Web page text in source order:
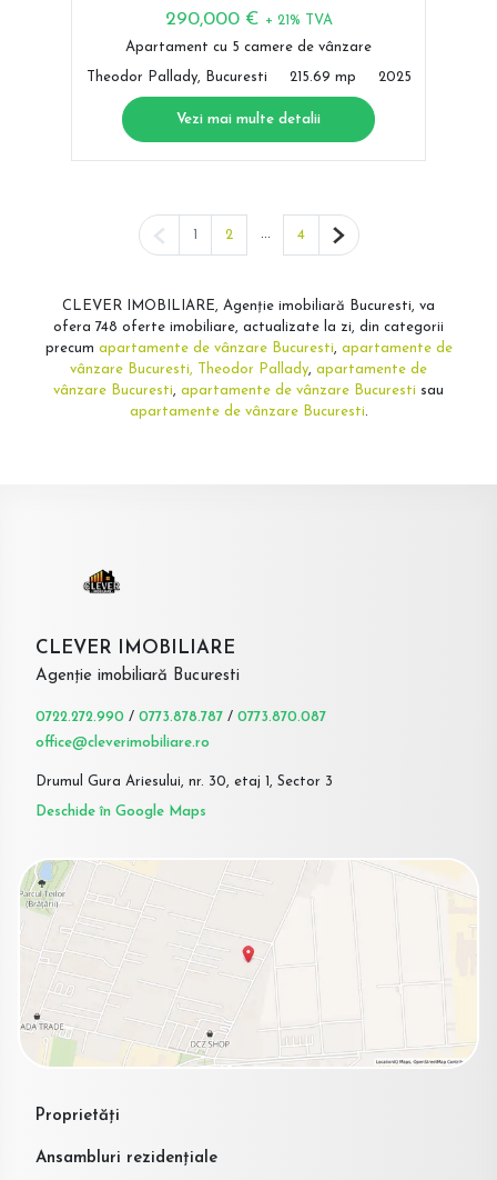
290,000 € + 21% TVA
Apartament cu 5 camere de vânzare
Theodor Pallady, Bucuresti 215.69 mp 2025
Vezi mai multe detalii
Pagina anterioară
1 2 ... 4 Pagina următoare
CLEVER IMOBILIARE, Agenție imobiliară Bucuresti, va
ofera 748 oferte imobiliare, actualizate la zi, din categorii
precum apartamente de vânzare Bucuresti, apartamente de
vânzare Bucuresti, Theodor Pallady, apartamente de
vânzare Bucuresti, apartamente de vânzare Bucuresti sau
apartamente de vânzare Bucuresti.
CLEVER IMOBILIARE
Agenție imobiliară Bucuresti
0722.272.990 / 0773.878.787 / 0773.870.087
office@cleverimobiliare.ro
Drumul Gura Ariesului, nr. 30, etaj 1, Sector 3
Deschide în Google Maps
Proprietăți
Ansambluri rezidențiale